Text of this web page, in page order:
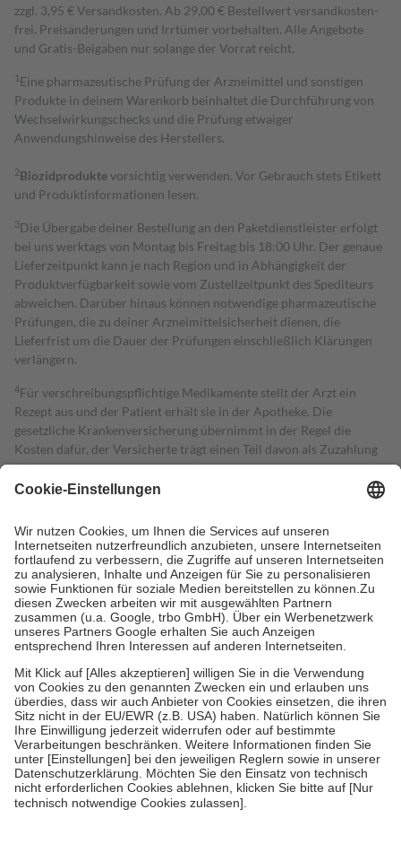
zzgl. 3,95 € Versandkosten. Ab 29,00 € Bestell­wert versand­kosten­
frei. Preisänderungen und Irrtümer vorbehalten. Alle Angebote
und Gratis-Beigaben nur solange der Vorrat reicht.
1 Eine pharmazeutische Prüfung der Arzneimittel und sonstigen
Produkte in deinem Warenkorb beinhaltet die Durchführung von
Wechselwirkungschecks und die Prüfung etwaiger
Anwendungshinweise des Herstellers.
2Biozidproduktevorsichtig verwenden. Vor Gebrauch stets Etikett
und Produktinformationen lesen.
3Die Übergabe deiner Bestellung an den Paketdienstleister erfolgt
bei uns werktags von Montag bis Freitag bis 18:00 Uhr. Der genaue
Lieferzeitpunkt kann je nach Region und in Abhängigkeit der
Produktverfügbarkeit sowie vom Zustellzeitpunkt des Spediteurs
abweichen. Darüber hinaus können notwendige pharmazeutische
Prüfungen, die zu deiner Arzneimittelsicherheit dienen, die
Lieferfrist um die Dauer der Prüfungen einschließlich Klärungen
verlängern.
4Für verschreibungspflichtige Medikamente stellt der Arzt ein
Rezept aus und der Patient erhält sie in der Apotheke. Die
gesetzliche Krankenversicherung übernimmt in der Regel die
Kosten dafür, der Versicherte trägt einen Teil davon als Zuzahlung
mit.
Grundsätzlich leisten Mitglieder Zuzahlungen in Höhe von zehn
höchstens zehn Euro.
Es sind jedoch nie mehr als die tatsächlichen
Kosten der Leistung zu entrichten.
Diese Regeln gelten grundsätzlich auch für Online-Apotheken.
Bei Heilmitteln und häuslicher Krankenpflege beträgt die
Zuzahlung zehn Prozent der Kosten sowie zehn Euro je
Verordnung.
Um das Engagement der Versicherten für ihre eigene Gesundheit zu
stärken und die besondere Stellung der Familie zu unterstützen,
fallenkeine Zuzahlungenan bei:
• Kindern und Jugendlichen bis zum vollendeten 18. Lebensjahr
mit Ausnahme der Fahrkosten
• Untersuchungen zur Vorsorge und Früherkennung, die von der
GKV getragen werden
• empfohlenen Schutzimpfungen
• Harn- und Blutteststreifen